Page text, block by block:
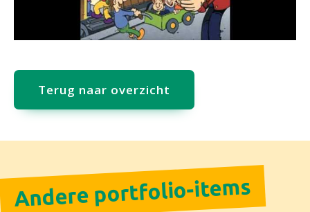
Terug naar overzicht
Andere portfolio-items